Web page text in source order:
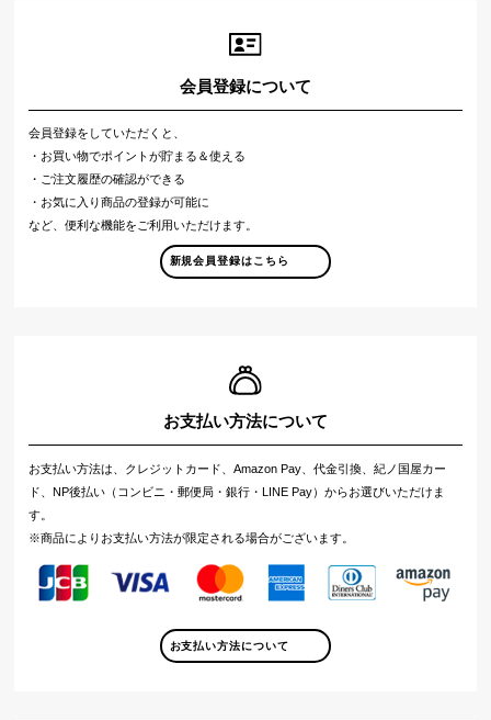
会員登録について
会員登録をしていただくと、
・お買い物でポイントが貯まる＆使える
・ご注文履歴の確認ができる
・お気に入り商品の登録が可能に
など、便利な機能をご利用いただけます。
新規会員登録はこちら
お支払い方法について
お支払い方法は、クレジットカード、Amazon Pay、代金引換、紀ノ国屋カー
ド、NP後払い（コンビニ・郵便局・銀行・LINE Pay）からお選びいただけま
す。
※商品によりお支払い方法が限定される場合がございます。
お支払い方法について